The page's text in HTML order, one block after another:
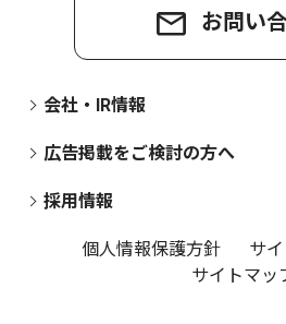
お問い
会社・IR情報
広告掲載をご検討の方へ
採用情報
個人情報保護方針
サ
サイトマッ